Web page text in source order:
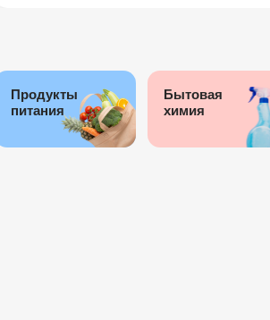
Продукты
питания
Бытовая
химия